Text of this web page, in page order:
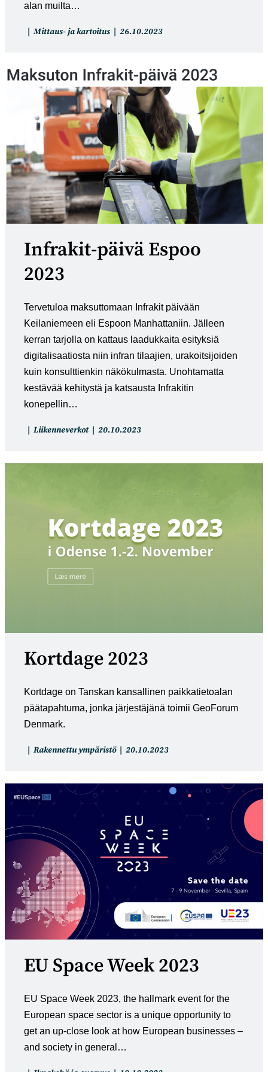
alan muilta…
Artikkelin
Mittaus- ja kartoitus
Artikkeli
26.10.2023
Infrakit-päivä Espoo
2023
Tervetuloa maksuttomaan Infrakit päivään
Keilaniemeen eli Espoon Manhattaniin. Jälleen
kerran tarjolla on kattaus laadukkaita esityksiä
digitalisaatiosta niin infran tilaajien, urakoitsijoiden
kuin konsulttienkin näkökulmasta. Unohtamatta
kestävää kehitystä ja katsausta Infrakitin
konepellin…
Artikkelin
Liikenneverkot
Artikkeli
20.10.2023
Kortdage 2023
Kortdage on Tanskan kansallinen paikkatietoalan
päätapahtuma, jonka järjestäjänä toimii GeoForum
Denmark.
Artikkelin
Rakennettu ympäristö
Artikkeli
20.10.2023
EU Space Week 2023
EU Space Week 2023, the hallmark event for the
European space sector is a unique opportunity to
get an up-close look at how European businesses –
and society in general…